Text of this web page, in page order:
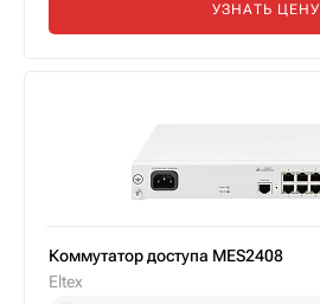
УЗНАТЬ ЦЕНУ
Коммутатор доступа MES2408
Eltex